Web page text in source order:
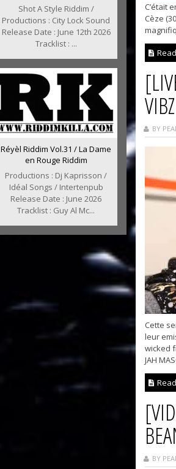
Shot A Style Riddim /
Productions : City Lock Sound
Release Date : June 12th 2026
Tracklist : ...
Réyèl Riddim Vol.31 / La Dame
en Rouge Riddim
Productions : Dj Kaprisson /
Idéal Songs / Intertenpub
Release Date : June 2026
Tracklist : Guy Al Mc...
C’était
Cèze
BY
Cette
leur
wicked
JAH
BY